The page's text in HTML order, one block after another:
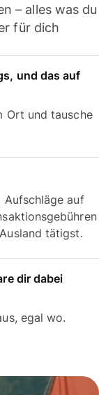
– alles was du
für dich
und das auf
Ort und tausche
Aufschläge auf
tätigst.
dir dabei
egal wo.